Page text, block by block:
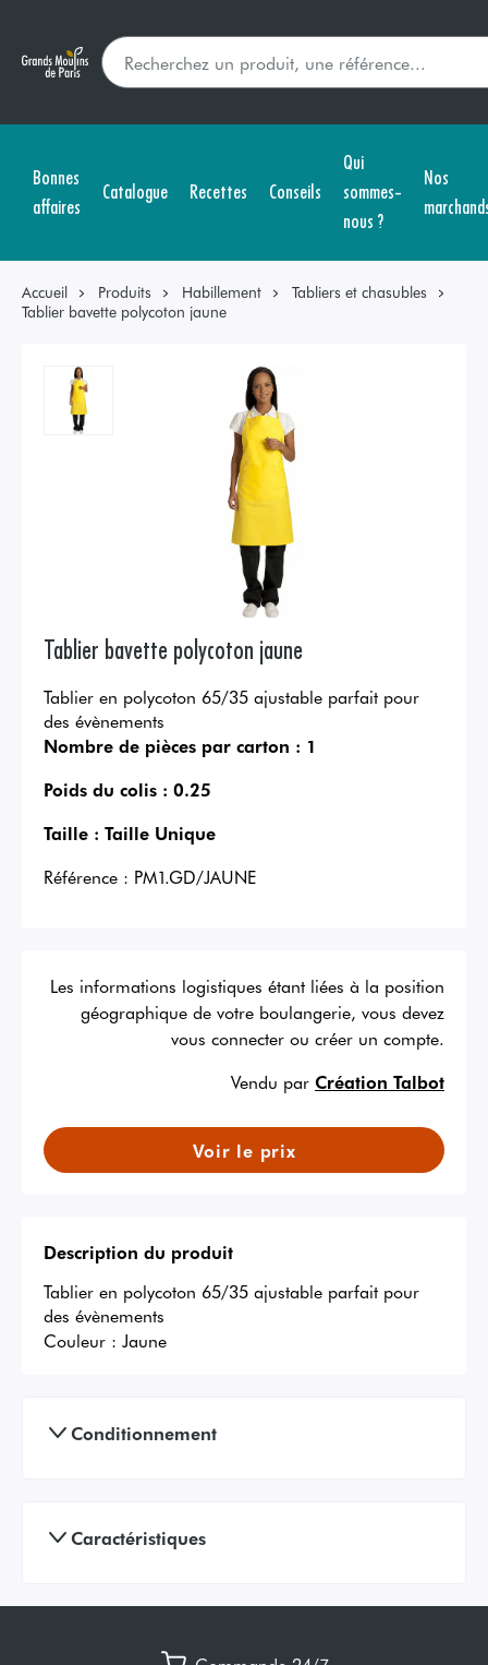
Bonnes
affaires
Catalogue Recettes Conseils
Qui
sommes-
nous ?
Nos
Accueil Produits Habillement
Tabliers et chasubles
Tablier bavette polycoton jaune
Tablier bavette polycoton jaune
Tablier en polycoton 65/35 ajustable parfait pour
des évènements
Nombre de pièces par carton : 1
Poids du colis : 0.25
Taille : Taille Unique
Référence : PM1.GD/JAUNE
Les informations logistiques étant liées à la position
géographique de votre boulangerie, vous devez
vous connecter ou créer un compte.
Vendu par Création Talbot
Voir le prix
Description du produit
Tablier en polycoton 65/35 ajustable parfait pour
des évènements
Couleur : Jaune
Conditionnement
Caractéristiques